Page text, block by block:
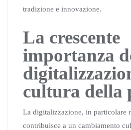
tradizione e innovazione.
La crescente
importanza
cultura della
La digitalizzazione, in particolare
contribuisce a un cambiamento